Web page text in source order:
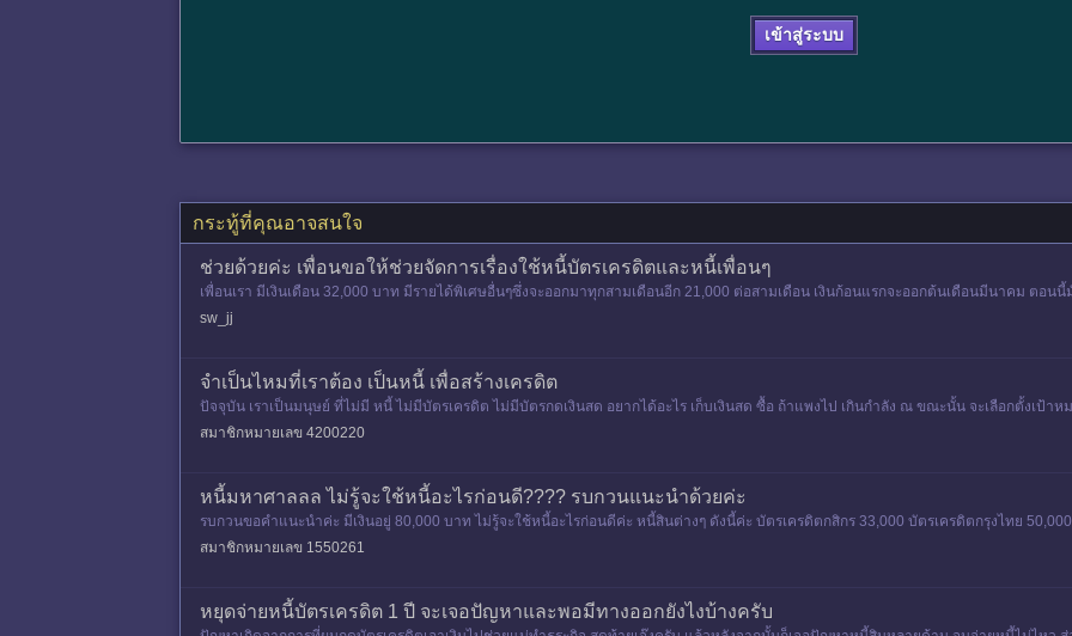
เข้าสู่ระบบ
กระทู้ที่คุณอาจสนใจ
ช่วยด้วยค่ะ เพื่อนขอให้ช่วยจัดการเรื่องใช้หนี้บัตรเครดิตและหนี้เพื่อนๆ
เพื่อนเรา มีเงินเดือน 32,000 บาท มีรายได้พิเศษอื่นๆซึ่งจะออกมาทุกสามเดือนอีก 21,000 ต่อสามเดือน เงินก้อนแรกจะออกต้นเดือนมีนาคม ตอ
อนค่ะ ไ
sw_jj
จำเป็นไหมที่เราต้อง เป็นหนี้ เพื่อสร้างเครดิต
ปัจจุบัน เราเป็นมนุษย์ ที่ไม่มี หนี้ ไม่มีบัตรเครดิต ไม่มีบัตรกดเงินสด อยากได้อะไร เก็บเงินสด ซื้อ ถ้าแพงไป เกินกำลัง ณ ขณะนั้น จะเลือกตั้งเป้าห
ราก็ใ
สมาชิกหมายเลข 4200220
หนี้มหาศาลลล ไม่รู้จะใช้หนี้อะไรก่อนดี???? รบกวนแนะนำด้วยค่ะ
รบกวนขอคำแนะนำค่ะ มีเงินอยู่ 80,000 บาท ไม่รู้จะใช้หนี้อะไรก่อนดีค่ะ หนี้สินต่างๆ ดังนี้ค่ะ บัตรเครดิตกสิกร 33,000 บัตรเครดิตกรุงไทย
งินสดกสิกร
สมาชิกหมายเลข 1550261
หยุดจ่ายหนี้บัตรเครดิต 1 ปี จะเจอปัญหาและพอมีทางออกยังไงบ้างครับ